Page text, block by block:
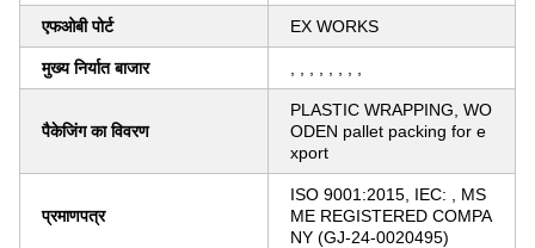
एफओबी पोर्ट EX WORKS
मुख्य निर्यात बाजार
पैकेजिंग का विवरण
PLASTIC WRAPPING, WO
ODEN pallet packing for e
xport
प्रमाणपत्र
ISO 9001:2015, IEC: , MS
ME REGISTERED COMPA
NY (GJ-24-0020495)